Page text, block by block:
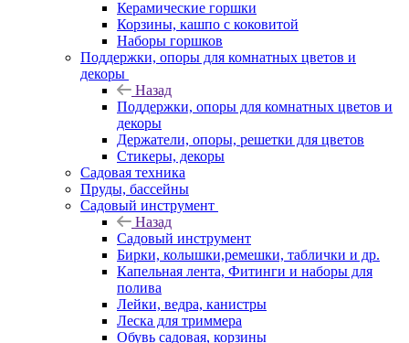
Керамические горшки
Корзины, кашпо с коковитой
Наборы горшков
Поддержки, опоры для комнатных цветов и
декоры
Назад
Поддержки, опоры для комнатных цветов и
декоры
Держатели, опоры, решетки для цветов
Стикеры, декоры
Садовая техника
Пруды, бассейны
Садовый инструмент
Назад
Садовый инструмент
Бирки, колышки,ремешки, таблички и др.
Капельная лента, Фитинги и наборы для
полива
Лейки, ведра, канистры
Леска для триммера
Обувь садовая, корзины